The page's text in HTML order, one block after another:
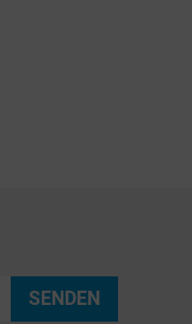
SENDEN